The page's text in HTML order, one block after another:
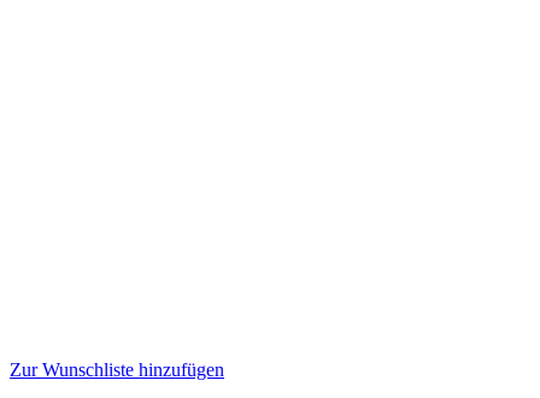
Zur Wunschliste hinzufügen